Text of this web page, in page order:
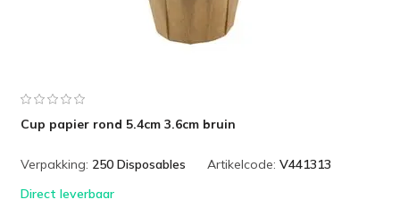
Cup papier rond 5.4cm 3.6cm bruin
Verpakking: 250 Disposables Artikelcode: V441313
Direct leverbaar